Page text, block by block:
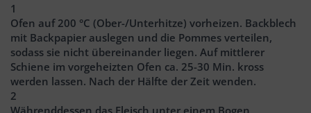
1
Ofen auf 200 °C (Ober-/Unterhitze) vorheizen. Backblech
mit Backpapier auslegen und die Pommes verteilen,
sodass sie nicht übereinander liegen. Auf mittlerer
Schiene im vorgeheizten Ofen ca. 25-30 Min. kross
werden lassen. Nach der Hälfte der Zeit wenden.
2
Währenddessen das Fleisch unter einem Bogen